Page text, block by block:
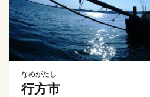
なめがたし
行方市